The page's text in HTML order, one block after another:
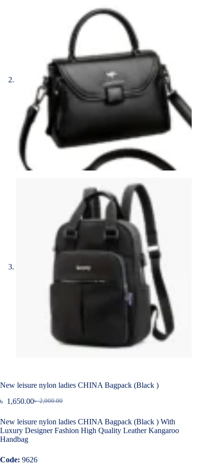
New leisure nylon ladies CHINA Bagpack (Black )
৳2,000.00
Original
was:
৳ 2,000.00.
৳ 1,650.00Current
is:
৳ 1,650.00.
New leisure nylon ladies CHINA Bagpack (Black ) With
Luxury Designer Fashion High Quality Leather Kangaroo
Handbag
Code: 9626